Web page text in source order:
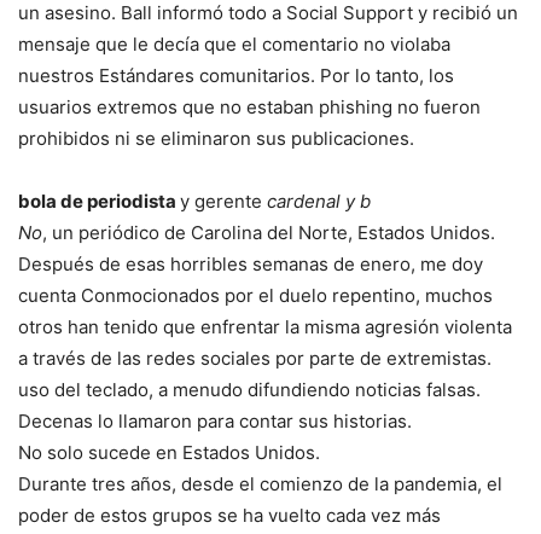
un asesino. Ball informó todo a Social Support y recibió un
mensaje que le decía que el comentario no violaba
nuestros Estándares comunitarios. Por lo tanto, los
usuarios extremos que no estaban phishing no fueron
prohibidos ni se eliminaron sus publicaciones.
bola de periodista y gerente cardenal y b
No, un periódico de Carolina del Norte, Estados Unidos.
Después de esas horribles semanas de enero, me doy
cuenta Conmocionados por el duelo repentino, muchos
otros han tenido que enfrentar la misma agresión violenta
a través de las redes sociales por parte de extremistas.
uso del teclado, a menudo difundiendo noticias falsas.
Decenas lo llamaron para contar sus historias.
No solo sucede en Estados Unidos.
Durante tres años, desde el comienzo de la pandemia, el
poder de estos grupos se ha vuelto cada vez más